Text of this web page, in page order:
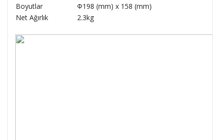
Boyutlar
Φ198 (mm) x 158 (mm)
Net Ağırlık
2.3kg